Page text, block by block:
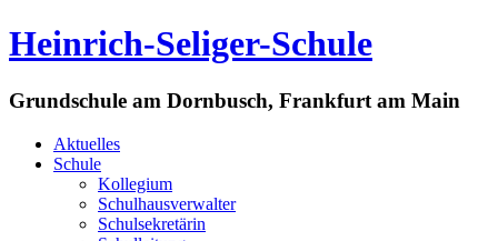
Heinrich-Seliger-Schule
Grundschule am Dornbusch, Frankfurt am Main
Aktuelles
Schule
Kollegium
Schulhausverwalter
Schulsekretärin